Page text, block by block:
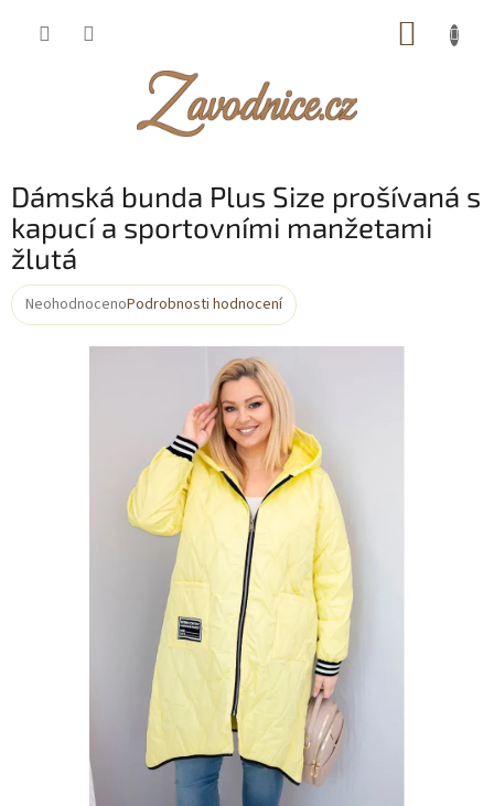
Dámská bunda Plus Size prošívaná s
kapucí a sportovními manžetami
žlutá
Průměrné
NeohodnocenoPodrobnosti hodnocení